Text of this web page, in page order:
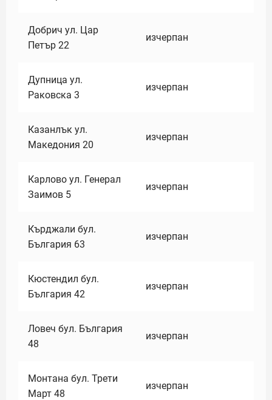
Добрич ул. Цар
Петър 22
изчерпан
Дупница ул.
Раковска 3
изчерпан
Казанлък ул.
Македония 20
изчерпан
Карлово ул. Генерал
Заимов 5
изчерпан
Кърджали бул.
България 63
изчерпан
Кюстендил бул.
България 42
изчерпан
Ловеч бул. България
48
изчерпан
Монтана бул. Трети
Март 48
изчерпан